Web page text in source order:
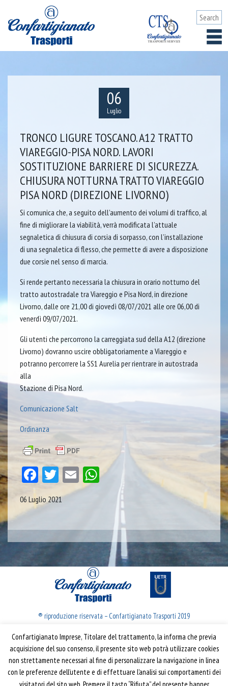
06
Luglio
TRONCO LIGURE TOSCANO. A12 TRATTO
VIAREGGIO-PISA NORD. LAVORI
SOSTITUZIONE BARRIERE DI SICUREZZA.
CHIUSURA NOTTURNA TRATTO VIAREGGIO
PISA NORD (DIREZIONE LIVORNO)
Si comunica che, a seguito dell’aumento dei volumi di traffico, al
fine di migliorare la viabilità, verrà modificata l’attuale
segnaletica di chiusura di corsia di sorpasso, con l’installazione
di una segnaletica di flesso, che permette di avere a disposizione
due corsie nel senso di marcia.
Si rende pertanto necessaria la chiusura in orario notturno del
tratto autostradale tra Viareggio e Pisa Nord, in direzione
Livorno, dalle ore 21,00 di giovedì 08/07/2021 alle ore 06,00 di
venerdì 09/07/2021.
Gli utenti che percorrono la carreggiata sud della A12 (direzione
Livorno) dovranno uscire obbligatoriamente a Viareggio e
potranno percorrere la SS1 Aurelia per rientrare in autostrada
alla
Stazione di Pisa Nord.
Comunicazione Salt
Ordinanza
Facebook
Twitter
EmailWhatsApp
06 Luglio 2021
® riproduzione riservata – Confartigianato Trasporti 2019
Confartigianato Trasporti
Via S. Giovanni in Laterano, 152 | 00184 Roma
T: 06 70374.275
Confartigianato Imprese, Titolare del trattamento, la informa che previa
acquisizione del suo consenso, il presente sito web potrà utilizzare cookies
non strettamente necessari al fine di personalizzare la navigazione in linea
con le preferenze dell’utente e di effettuare l’analisi sui comportamenti dei
visitatori del sito web. Premere il tasto “Rifiuta” del presente banner